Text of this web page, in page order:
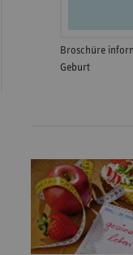
Broschüre
Geburt